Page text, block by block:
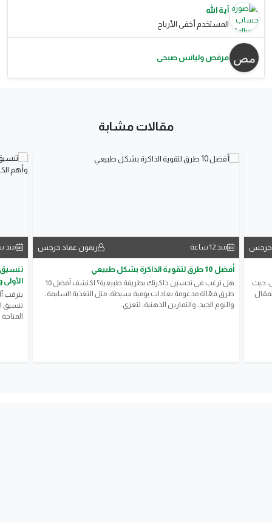
آية الله
المستخدم أخفى الأرباح
مرقص وليانس صبحى
مقالات مشابة
جرجس
حيث
منذ 12 ساعة ريمون عماد جرجس
أفضل 10 طرق لتقوية الذاكرة بشكل طبيعي
هل ترغب في تحسين ذاكرتك بطريقة طبيعية؟ اكتشف أفضل 10
طرق فعّالة مدعومة بعادات يومية بسيطة، مثل التغذية السليمة،
والنوم الجيد، والتمارين الذهنية، لتعزي...
منذ
يترقب
تنسيق